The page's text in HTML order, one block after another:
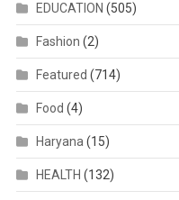
EDUCATION (505)
Fashion (2)
Featured (714)
Food (4)
Haryana(15)
HEALTH (132)